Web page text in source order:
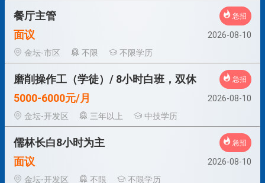
餐厅主管 急招
面议
2026-08-10
金坛-市区
不限 不限学历
磨削操作工（学徒）/ 8小时白班，双休 急招
5000-6000元/月
2026-08-10
金坛-开发区
三年以上 中技学历
儒林长白8小时为主 急招
面议
2026-08-10
金坛-开发区
不限 不限学历